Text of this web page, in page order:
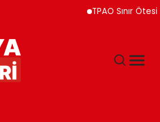
TPAO Sınır Ötesi